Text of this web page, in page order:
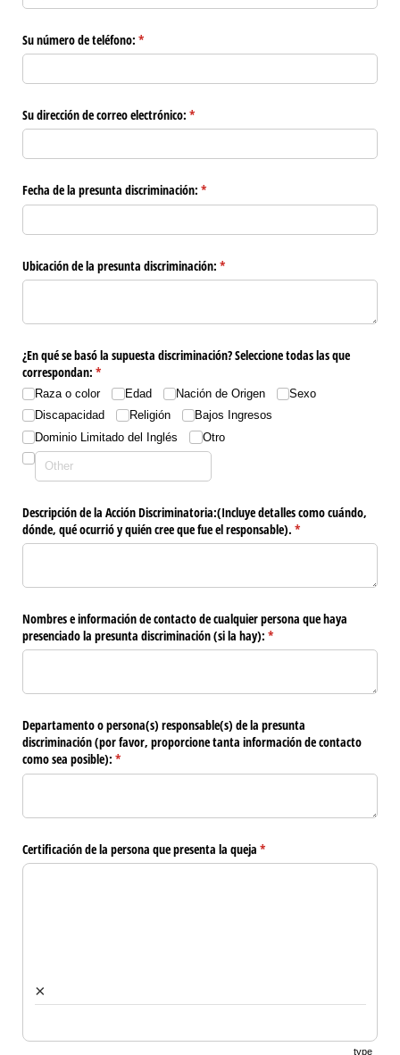
Su número de teléfono: *
(required)
Su dirección de correo electrónico: *
(required)
Fecha de la presunta discriminación: *
(required)
Ubicación de la presunta discriminación: *
(required)
¿En qué se basó la supuesta discriminación? Seleccione todas las que
correspondan: *
(required)
Raza o color Edad Nación de Origen
Sexo
Discapacidad
Religión
Bajos Ingresos
Dominio Limitado del Inglés
Otro
Descripción de la Acción Discriminatoria:(Incluye detalles como cuándo,
dónde, qué ocurrió y quién cree que fue el responsable). *
(required)
Nombres e información de contacto de cualquier persona que haya
presenciado la presunta discriminación (si la hay): *
(required)
Departamento o persona(s) responsable(s) de la presunta
discriminación (por favor, proporcione tanta información de contacto
como sea posible): *
(required)
Certificación de la persona que presenta la queja *
(required)
×
type